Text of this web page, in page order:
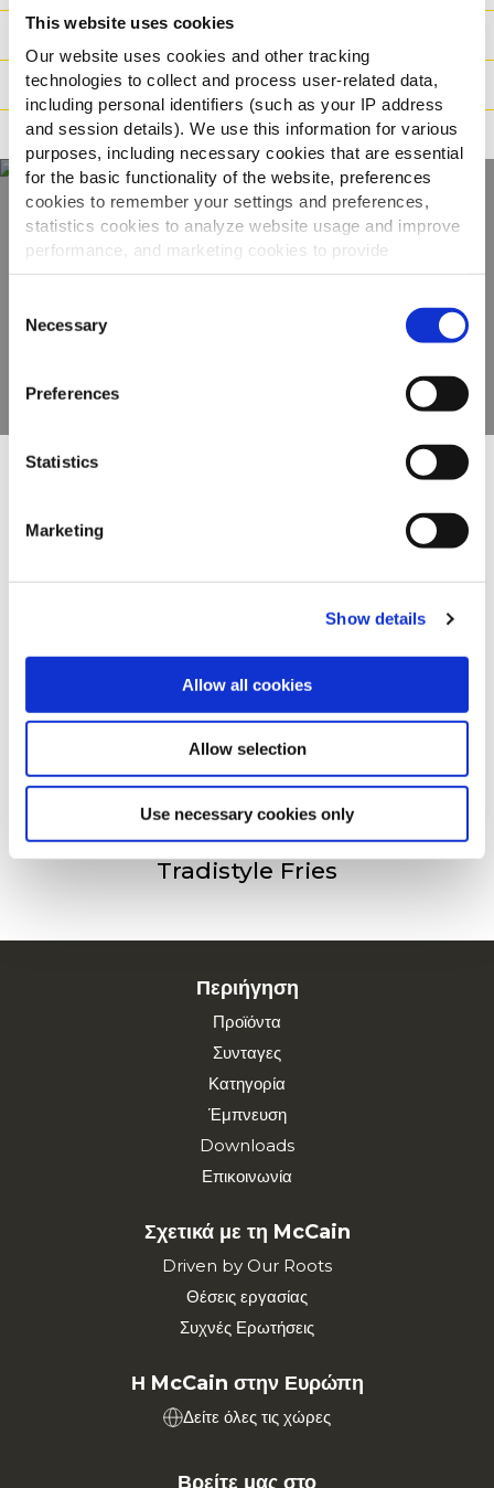
This website uses cookies
Our website uses cookies and other tracking
technologies to collect and process user-related data,
including personal identifiers (such as your IP address
and session details). We use this information for various
purposes, including necessary cookies that are essential
for the basic functionality of the website, preferences
cookies to remember your settings and preferences,
statistics cookies to analyze website usage and improve
performance, and marketing cookies to provide
personalized content and advertising.
By clicking 'Allow all cookies', you consent to the use of
all cookies. If you'd like to customize your preferences,
you can do so by clicking the options below and selecting
'Allow selection.'
To learn more about our cookies, click on "Show details."
You can withdraw or modify your consent at any time by
For additional information, you can view our
Global
Selection
Necessary
Preferences
Statistics
Marketing
Show details
Allow all cookies
Allow selection
Use necessary cookies only
Βάρος / Logistics
Οδηγίες μαγειρέματος
Πιστοποιήσεις
Ανακαλύψτε την
πλήρη γκάμα μας
Spicy Wedges
Tradistyle Fries
Περιήγηση
Προϊόντα
Συνταγες
Κατηγορία
Έμπνευση
Downloads
Επικοινωνία
Σχετικά με τη McCain
Driven by Our Roots
Θέσεις εργασίας
Συχνές Ερωτήσεις
Η McCain στην Ευρώπη
Δείτε όλες τις χώρες
Βρείτε μας στο